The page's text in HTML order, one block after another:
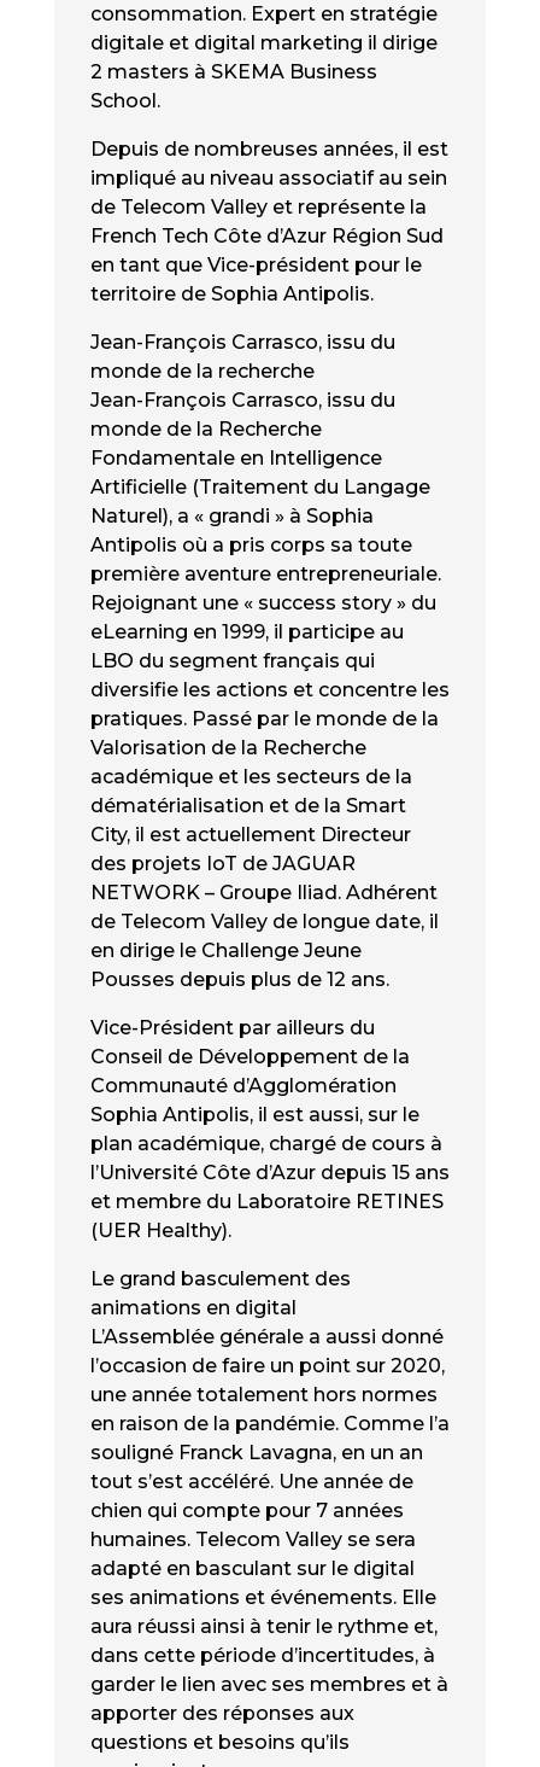
consommation. Expert en stratégie
digitale et digital marketing il dirige
2 masters à SKEMA Business
School.
Depuis de nombreuses années, il est
impliqué au niveau associatif au sein
de Telecom Valley et représente la
French Tech Côte d’Azur Région Sud
en tant que Vice-président pour le
territoire de Sophia Antipolis.
Jean-François Carrasco, issu du
monde de la recherche
Jean-François Carrasco, issu du
monde de la Recherche
Fondamentale en Intelligence
Artificielle (Traitement du Langage
Naturel), a « grandi » à Sophia
Antipolis où a pris corps sa toute
première aventure entrepreneuriale.
Rejoignant une « success story » du
eLearning en 1999, il participe au
LBO du segment français qui
diversifie les actions et concentre les
pratiques. Passé par le monde de la
Valorisation de la Recherche
académique et les secteurs de la
dématérialisation et de la Smart
City, il est actuellement Directeur
des projets IoT de JAGUAR
NETWORK – Groupe Iliad. Adhérent
de Telecom Valley de longue date, il
en dirige le Challenge Jeune
Pousses depuis plus de 12 ans.
Vice-Président par ailleurs du
Conseil de Développement de la
Communauté d’Agglomération
Sophia Antipolis, il est aussi, sur le
plan académique, chargé de cours à
l’Université Côte d’Azur depuis 15 ans
et membre du Laboratoire RETINES
(UER Healthy).
Le grand basculement des
animations en digital
L’Assemblée générale a aussi donné
l’occasion de faire un point sur 2020,
une année totalement hors normes
en raison de la pandémie. Comme l’a
souligné Franck Lavagna, en un an
tout s’est accéléré. Une année de
chien qui compte pour 7 années
humaines. Telecom Valley se sera
adapté en basculant sur le digital
ses animations et événements. Elle
aura réussi ainsi à tenir le rythme et,
dans cette période d’incertitudes, à
garder le lien avec ses membres et à
apporter des réponses aux
questions et besoins qu’ils